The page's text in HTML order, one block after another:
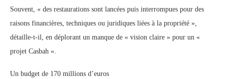
Souvent, « des restaurations sont lancées puis interrompues pour des
raisons financières, techniques ou juridiques liées à la propriété »,
détaille-t-il, en déplorant un manque de « vision claire » pour un «
projet Casbah ».
Un budget de 170 millions d’euros